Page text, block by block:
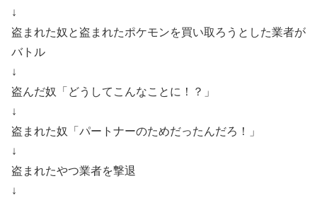
↓
盗まれた奴と盗まれたポケモンを買い取ろうとした業者が
バトル
↓
盗んだ奴「どうしてこんなことに！？」
↓
盗まれた奴「パートナーのためだったんだろ！」
↓
盗まれたやつ業者を撃退
↓